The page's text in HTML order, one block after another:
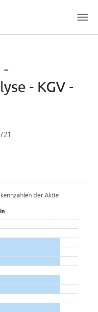
-
- KGV -
der Aktie